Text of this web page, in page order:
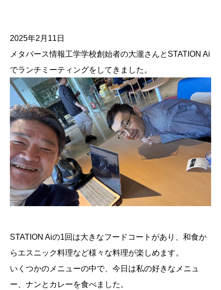
2025年2月11日
メタバース情報工学学校創始者の大瀧さんとSTATION Ai
でランチミーティングをしてきました。
STATION Aiの1回は大きなフードコートがあり、和食か
らエスニック料理など様々な料理が楽しめます。
いくつかのメニューの中で、今日は私の好きなメニュ
ー、ナンとカレーを食べました。